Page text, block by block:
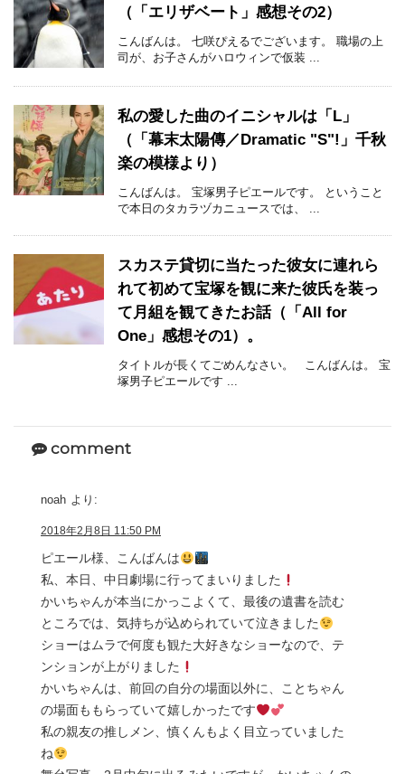
（「エリザベート」感想その2）
こんばんは。 七咲ぴえるでございます。 職場の上
司が、お子さんがハロウィンで仮装 ...
私の愛した曲のイニシャルは「L」
（「幕末太陽傳／Dramatic "S"!」千秋
楽の模様より）
こんばんは。 宝塚男子ピエールです。 ということ
で本日のタカラヅカニュースでは、 ...
スカステ貸切に当たった彼女に連れら
れて初めて宝塚を観に来た彼氏を装っ
て月組を観てきたお話（「All for
One」感想その1）。
タイトルが長くてごめんなさい。 こんばんは。 宝
塚男子ピエールです ...
comment
noah より:
2018年2月8日 11:50 PM
ピエール様、こんばんは
私、本日、中日劇場に行ってまいりました
かいちゃんが本当にかっこよくて、最後の遺書を読む
ところでは、気持ちが込められていて泣きました
ショーはムラで何度も観た大好きなショーなので、テ
ンションが上がりました
かいちゃんは、前回の自分の場面以外に、ことちゃん
の場面ももらっていて嬉しかったです
私の親友の推しメン、慎くんもよく目立っていました
ね